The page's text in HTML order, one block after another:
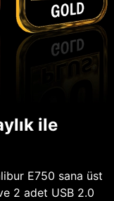
ile
E750 sana üst
2 adet USB 2.0